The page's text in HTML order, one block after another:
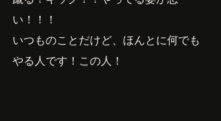
い！！！
いつものことだけど、ほんとに何でも
やる人です！この人！